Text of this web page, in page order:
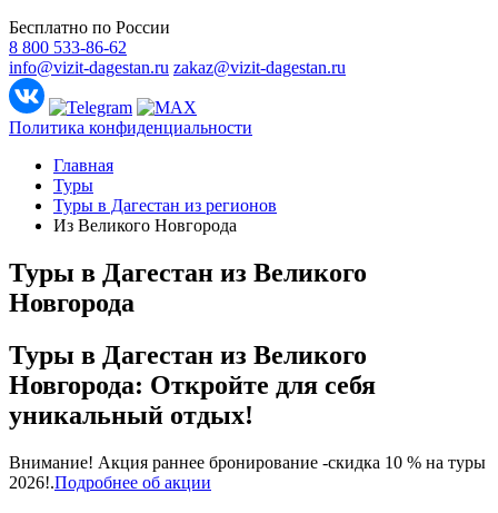
Бесплатно по России
8 800 533-86-62
info@vizit-dagestan.ru zakaz@vizit-dagestan.ru
Политика конфиденциальности
Главная
Туры
Туры в Дагестан из регионов
Из Великого Новгорода
Туры в Дагестан из Великого
Новгорода
Туры в Дагестан из Великого
Новгорода: Откройте для себя
уникальный отдых!
Внимание! Акция раннее бронирование -скидка 10 % на туры
2026!.Подробнее об акции